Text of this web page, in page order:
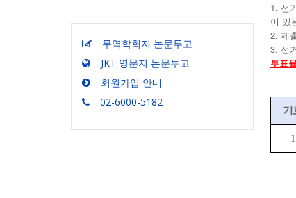
무역학회지 논문투고
JKT 영문지 논문투고
회원가입 안내
02-6000-5182
1. 선
이 있
2. 제
3. 선
투표
기
1